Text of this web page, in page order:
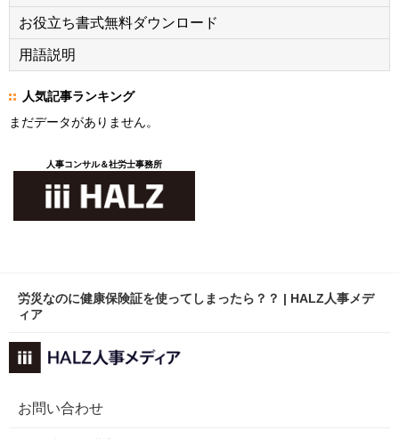
お役立ち書式無料ダウンロード
用語説明
人気記事ランキング
まだデータがありません。
人事コンサル＆社労士事務所
労災なのに健康保険証を使ってしまったら？？ | HALZ人事メデ
ィア
お問い合わせ